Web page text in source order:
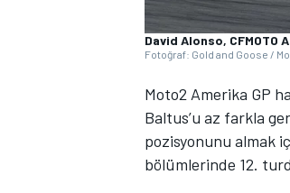
WRC
David Alonso, CFMOTO
Fotoğraf: Gold and Goose /
Moto2 Amerika GP
Baltus’u az farkla
pozisyonunu almak
bölümlerinde 12.